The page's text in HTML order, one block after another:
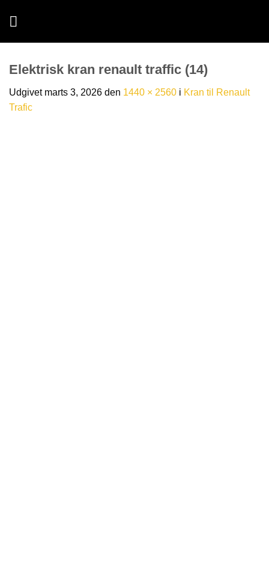
Elektrisk kran renault traffic (14)
Udgivet marts 3, 2026 den 1440 × 2560 i Kran til Renault
Trafic